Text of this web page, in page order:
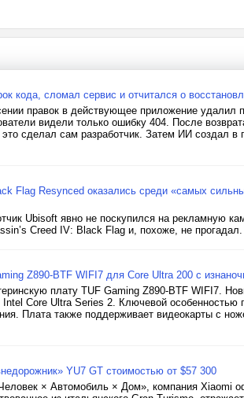
кода, сломал сервис и отчитался о
правок в действующее приложение удалил
видели только ошибку 404. После
сделал сам разработчик. Затем ИИ создал в
Flag Resynced оказались среди «самых
Ubisoft явно не поскупился на рекламную
Creed IV: Black Flag и, похоже, не
Z890-BTF WIFI7 для Core Ultra 200 с
плату TUF Gaming Z890-BTF WIFI7.
Intel Core Ultra Series 2. Ключевой
Плата также поддерживает видеокарты с
YU7 GT стоимостью от $57 300
× Автомобиль × Дом», компания Xiaomi